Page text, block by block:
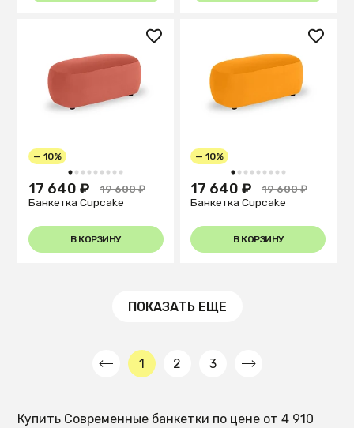
1 2 3 4 5 6 7 8 9
— 10%
17 640 ₽
19 600 ₽
Банкетка Cupcake
В КОРЗИНУ
1 2 3 4 5 6 7 8 9
— 10%
17 640 ₽
19 600 ₽
Банкетка Cupcake
В КОРЗИНУ
ПОКАЗАТЬ ЕЩЕ
1 2 3
Купить Современные банкетки по цене от 4 910